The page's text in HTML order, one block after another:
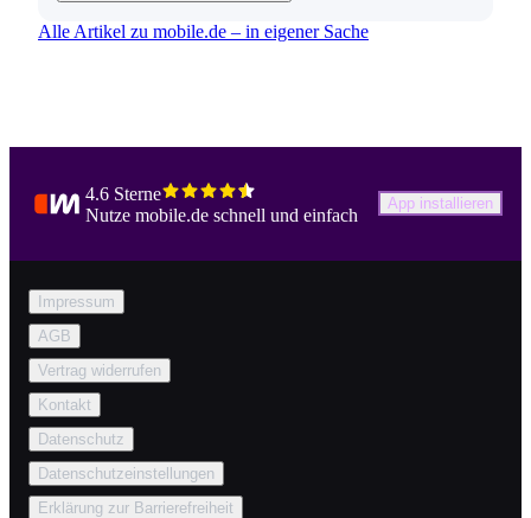
Alle Artikel zu mobile.de – in eigener Sache
4.6 Sterne
Nutze mobile.de schnell und einfach
App installieren
Impressum
AGB
Vertrag widerrufen
Kontakt
Datenschutz
Datenschutzeinstellungen
Erklärung zur Barrierefreiheit